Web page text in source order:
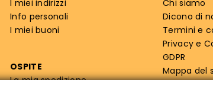
I miei indirizzi
Info personali
I miei buoni
OSPITE
La mia spedizione
Chi siamo
Dicono di
Termini e
Privacy e
GDPR
Mappa del
Info